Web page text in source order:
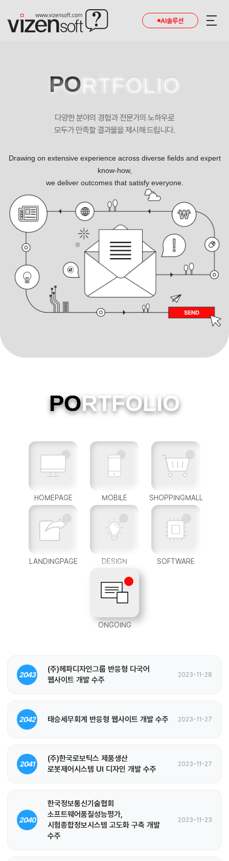
AI솔루션
PORTFOLIO
다양한 분야의 경험과 전문가의 노하우로
모두가 만족할 결과물을 제시해 드립니다.
Drawing on extensive experience across diverse fields and expert
know-how,
we deliver outcomes that satisfy everyone.
PORTFOLIO
HOMEPAGE MOBILE SHOPPINGMALL
LANDINGPAGE DESIGN SOFTWARE
ONGOING
2043
(주)헤파디자인그룹 반응형 다국어
웹사이트 개발 수주
2023-11-28
2042 태승세무회계 반응형 웹사이트 개발 수주 2023-11-27
2041
(주)한국로보틱스 제품생산
로봇제어시스템 UI 디자인 개발 수주
2023-11-27
2040
한국정보통신기술협회
소프트웨어품질성능평가,
시험종합정보시스템 고도화 구축 개발
수주
2023-11-23